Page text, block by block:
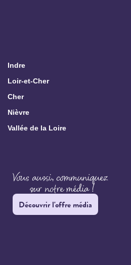
Indre
Loir-et-Cher
Cher
Nièvre
Vallée de la Loire
Découvrir l'offre média